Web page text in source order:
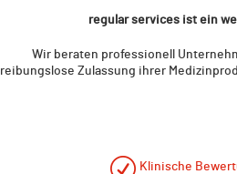
regular services ist ein
Wir beraten professionell
reibungslose Zulassung ihrer
Klinische